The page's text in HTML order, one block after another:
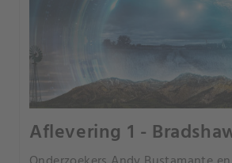
Aflevering 1 -